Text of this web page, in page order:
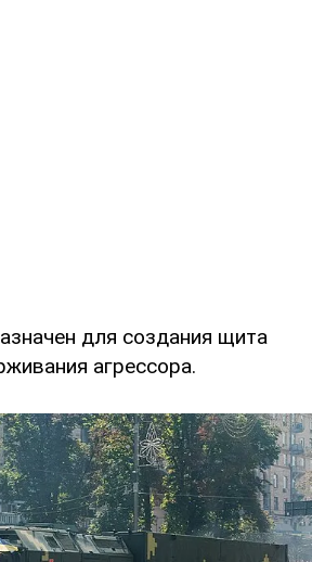
для создания щита
агрессора.